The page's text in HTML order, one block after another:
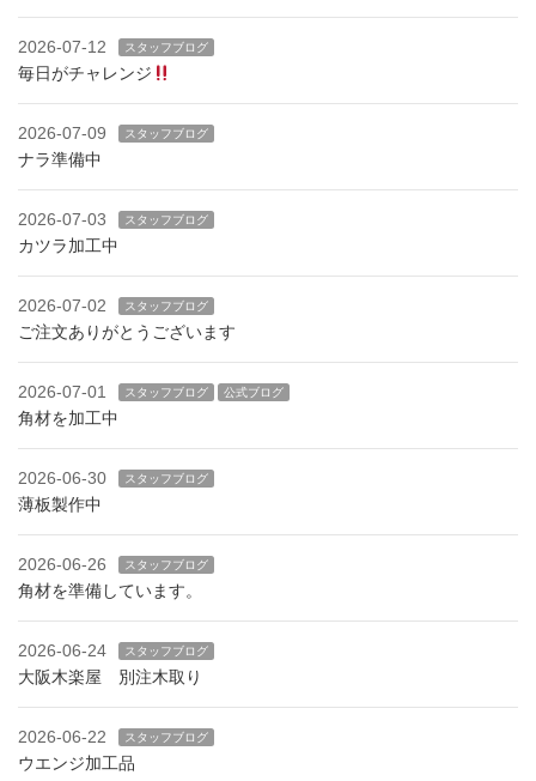
2026-07-12 スタッフブログ
毎日がチャレンジ
2026-07-09 スタッフブログ
ナラ準備中
2026-07-03 スタッフブログ
カツラ加工中
2026-07-02 スタッフブログ
ご注文ありがとうございます
2026-07-01 スタッフブログ 公式ブログ
角材を加工中
2026-06-30 スタッフブログ
薄板製作中
2026-06-26 スタッフブログ
角材を準備しています。
2026-06-24 スタッフブログ
大阪木楽屋 別注木取り
2026-06-22 スタッフブログ
ウエンジ加工品